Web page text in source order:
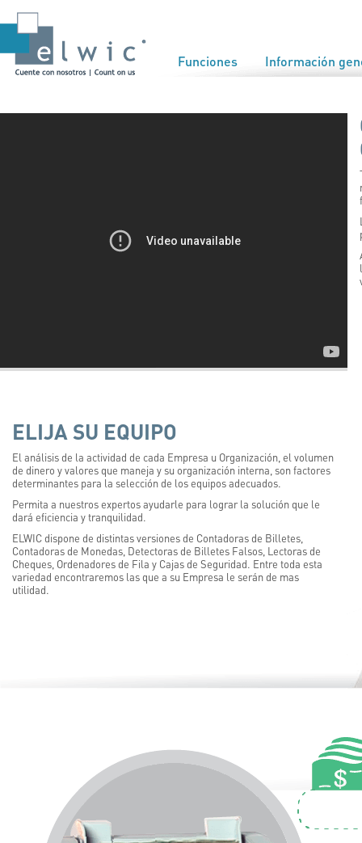
Funciones Información
ELIJA SU EQUIPO
El análisis de la actividad de cada Empresa u Organización, el volumen
de dinero y valores que maneja y su organización interna, son factores
determinantes para la selección de los equipos adecuados.
Permita a nuestros expertos ayudarle para lograr la solución que le
dará eficiencia y tranquilidad.
ELWIC dispone de distintas versiones de Contadoras de Billetes,
Contadoras de Monedas, Detectoras de Billetes Falsos, Lectoras de
Cheques, Ordenadores de Fila y Cajas de Seguridad. Entre toda esta
variedad encontraremos las que a su Empresa le serán de mas
utilidad.